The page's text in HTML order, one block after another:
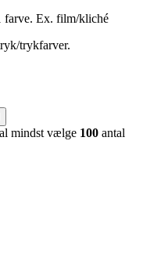
farve. Ex. film/kliché
trykfarver.
mindst vælge 100 antal